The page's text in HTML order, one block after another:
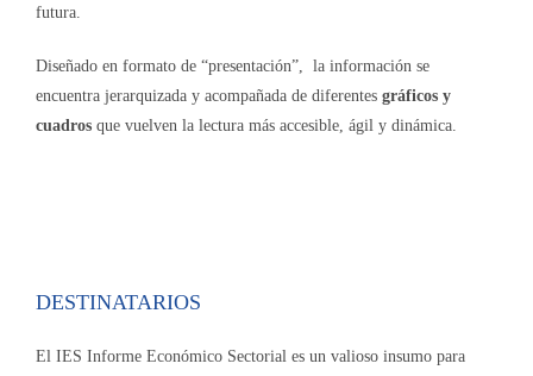
futura.
Diseñado en formato de “presentación”, la información se
encuentra jerarquizada y acompañada de diferentes gráficos y
cuadros que vuelven la lectura más accesible, ágil y dinámica.
DESTINATARIOS
El IES Informe Económico Sectorial es un valioso insumo para